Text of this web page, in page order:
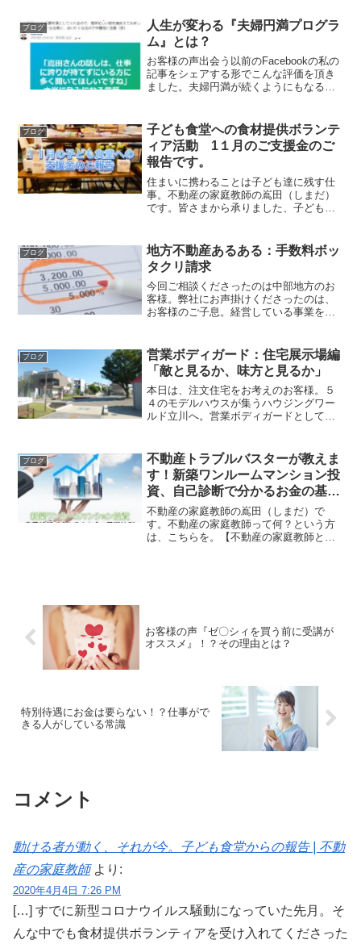
金額 73,000円です。たくさんのご支
援、ありがとうござ...
ブログ
人生が変わる『夫婦円満プログラ
ム』とは？
お客様の声出会う以前のFacebookの私の
記事をシェアする形でこんな評価を頂き
ました。夫婦円満が続くようにもなる自
仕事をされてるんですが、それはさて置
き！！！人に何を...
ブログ
子ども食堂への食材提供ボランテ
ィア活動 1１月のご支援金のご
報告です。
住まいに携わることは子ども達に残す仕
事。不動産の家庭教師の嶌田（しまだ）
です。皆さまから承りました、子ども食
援金額 120,000円です。11月は、これま
でご縁繋ぎを...
ブログ
地方不動産あるある：手数料ボッ
タクリ請求
今回ご相談くださったのは中部地方のお
客様。弊社にお声掛けくださったのは、
お客様のご子息。経営している事業を引
トに入ってもらおうか？そこをお悩み中
とのこと。正直な話し・・...
ブログ
営業ボディガード：住宅展示場編
「敵と見るか、味方と見るか」
本日は、注文住宅をお考えのお客様。５
４のモデルハウスが集うハウジングワー
ルド立川へ。営業ボディガードとして住
ておくに限ります。今回、お客様が興味
を示した会社は6社。当然...
ブログ
不動産トラブルバスターが教えま
す！新築ワンルームマンション投
資、自己診断で分かるお金の基礎
法則
不動産の家庭教師の嶌田（しまだ）で
す。不動産の家庭教師って何？という方
は、こちらを。【不動産の家庭教師と
お客様の声『ゼ〇シィを買う前に受講が
オススメ』！？その理由とは？
特別待遇にお金は要らない！？仕事がで
きる人がしている常識
コメント
動ける者が動く、それが今。子ども食堂からの報告 | 不動
産の家庭教師 より:
2020年4月4日 7:26 PM
[…] すでに新型コロナウイルス騒動になっていた先月。そ
んな中でも食材提供ボランティアを受け入れてくださった